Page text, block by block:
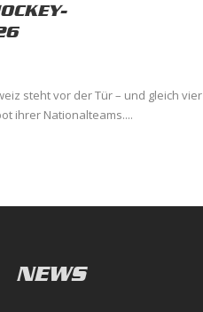
steht vor der Tür – und gleich vier
ihrer Nationalteams....
NEWS